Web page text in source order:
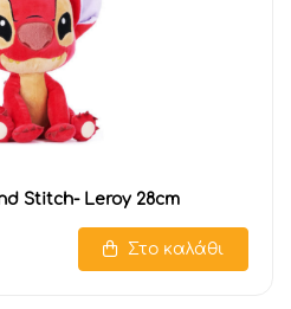
Stitch- Leroy 28cm
Στο καλάθι